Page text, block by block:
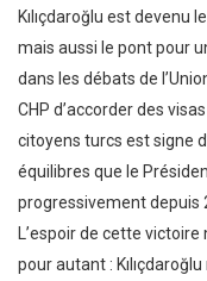
Kılıçdaroğlu est devenu
mais aussi le pont pour
dans les débats de
CHP d’accorder des
citoyens turcs est signe
équilibres que le
progressivement depuis
L’espoir de cette
pour autant :